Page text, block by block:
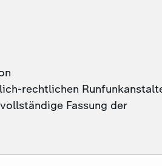
rechtlichen
Fassung der